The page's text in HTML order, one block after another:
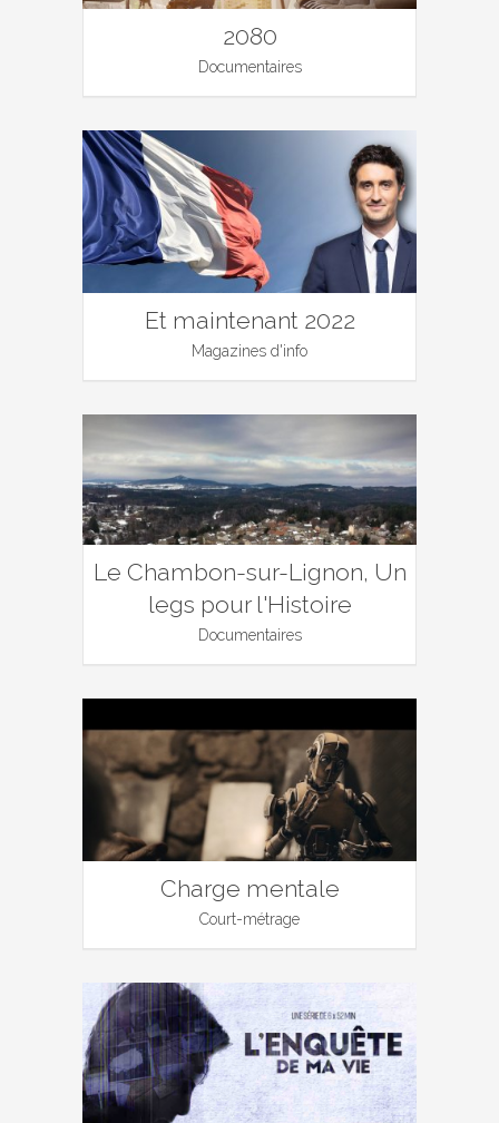
2080
Documentaires
Et maintenant 2022
Magazines d'info
Le Chambon-sur-Lignon, Un
legs pour l'Histoire
Documentaires
Charge mentale
Court-métrage